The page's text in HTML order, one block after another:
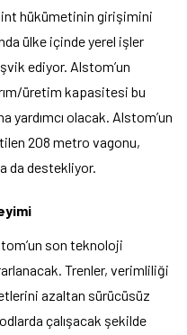
hükümetinin girişimini
ülke içinde yerel işler
ediyor. Alstom’un
üretim kapasitesi bu
yardımcı olacak. Alstom’un
208 metro vagonu,
da destekliyor.
son teknoloji
Trenler, verimliliği
azaltan sürücüsüz
çalışacak şekilde